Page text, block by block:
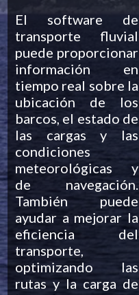
El software de
transporte fluvial
puede proporcionar
información en
tiempo real sobre la
ubicación de los
barcos, el estado de
las cargas y las
condiciones
meteorológicas y
de navegación.
También puede
ayudar a mejorar la
eficiencia del
transporte,
optimizando las
rutas y la carga de